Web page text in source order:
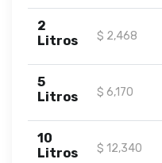
2
Litros
$ 2,468
5
Litros
$ 6,170
10
Litros
$ 12,340